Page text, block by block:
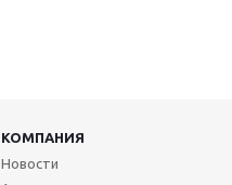
КОМПАНИЯ
Новости